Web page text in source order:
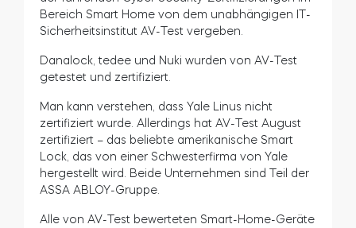
informativen Artikel auf dem Blog von tedee
Smart Lock:Ist ein Smart Lock sicher?
AV-Test
Angenommen, Sie suchen nach einer externen